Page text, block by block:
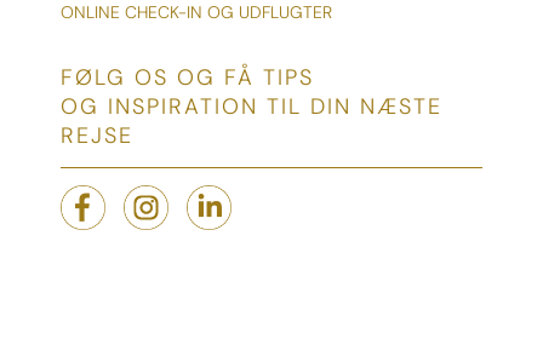
ONLINE CHECK-IN OG UDFLUGTER
FØLG OS OG FÅ TIPS
OG INSPIRATION TIL DIN NÆSTE
REJSE